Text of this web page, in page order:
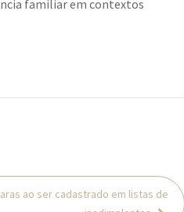
familiar em contextos
ao ser cadastrado em listas de